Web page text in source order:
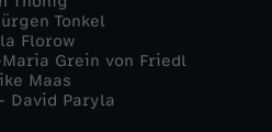
Tonkel
Florow
Grein von Friedl
Maas
David Paryla